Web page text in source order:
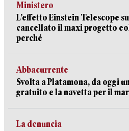
Ministero
L’effetto Einstein Telescope
cancellato il maxi progetto
perché
Abbacurrente
Svolta a Platamona, da oggi
gratuito e la navetta per il
La denuncia